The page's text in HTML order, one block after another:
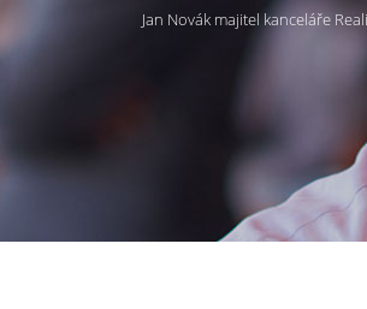
Jan Novák majitel kanceláře